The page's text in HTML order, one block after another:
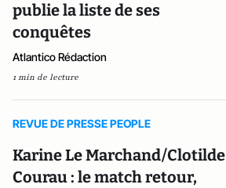
publie la liste de ses
conquêtes
Atlantico Rédaction
1 min de lecture
REVUE DE PRESSE PEOPLE
Karine Le Marchand/Clotilde
Courau : le match retour,